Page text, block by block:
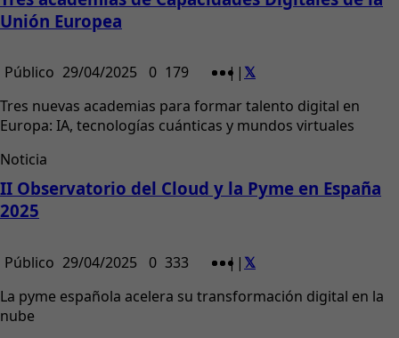
Unión Europea
Público 29/04/2025 0 179 | |
Tres nuevas academias para formar talento digital en
Europa: IA, tecnologías cuánticas y mundos virtuales
Noticia
II Observatorio del Cloud y la Pyme en España
2025
Público 29/04/2025 0 333 | |
La pyme española acelera su transformación digital en la
nube